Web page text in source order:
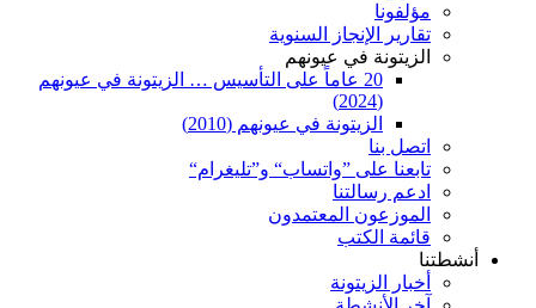
مؤلفونا
تقارير الإنجاز السنوية
الزيتونة في عيونهم
20 عاماً على التأسيس … الزيتونة في عيونهم
(2024)
الزيتونة في عيونهم (2010)
اتصل بنا
تابعنا على ”واتساب“ و”تليغرام“
ادعم رسالتنا
الموزعون المعتمدون
قائمة الكتب
أنشطتنا
أخبار الزيتونة